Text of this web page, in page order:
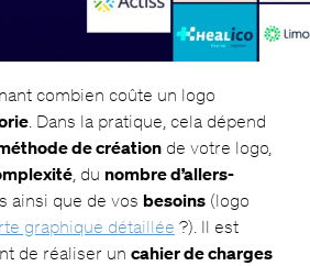
combien coûte un logo
. Dans la pratique, cela dépend
de créationde votre logo,
, du nombre d’allers-
ainsi que de vos besoins(logo
graphique détaillée ?). Il est
de réaliser un cahier de charges